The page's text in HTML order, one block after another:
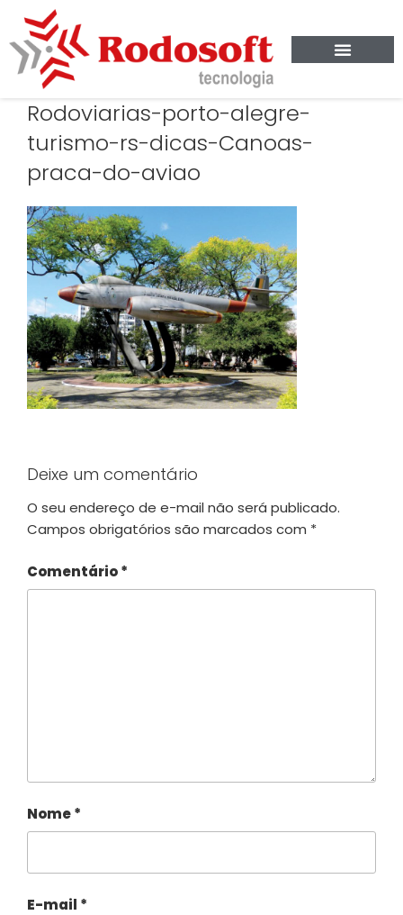
Rodoviarias-porto-alegre-
turismo-rs-dicas-Canoas-
praca-do-aviao
Deixe um comentário
O seu endereço de e-mail não será publicado.
Campos obrigatórios são marcados com *
Comentário*
Nome*
E-mail *